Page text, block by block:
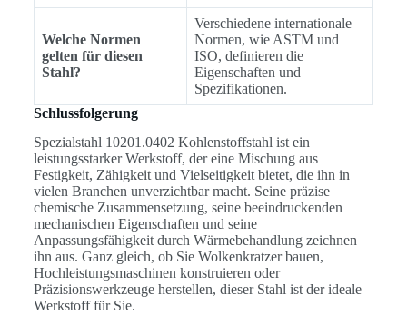
Welche Normen
gelten für diesen
Stahl?
Verschiedene internationale
Normen, wie ASTM und
ISO, definieren die
Eigenschaften und
Spezifikationen.
Schlussfolgerung
Spezialstahl 10201.0402 Kohlenstoffstahl ist ein
leistungsstarker Werkstoff, der eine Mischung aus
Festigkeit, Zähigkeit und Vielseitigkeit bietet, die ihn in
vielen Branchen unverzichtbar macht. Seine präzise
chemische Zusammensetzung, seine beeindruckenden
mechanischen Eigenschaften und seine
Anpassungsfähigkeit durch Wärmebehandlung zeichnen
ihn aus. Ganz gleich, ob Sie Wolkenkratzer bauen,
Hochleistungsmaschinen konstruieren oder
Präzisionswerkzeuge herstellen, dieser Stahl ist der ideale
Werkstoff für Sie.